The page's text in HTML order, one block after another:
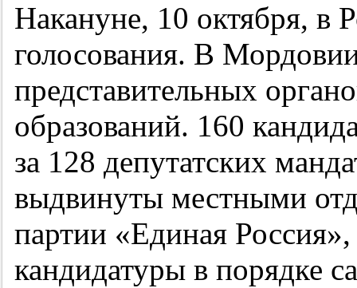
Накануне, 10 октября, в
голосования. В
представительных
образований. 160
за 128 депутатских
выдвинуты местными
партии «Единая
кандидатуры в порядке